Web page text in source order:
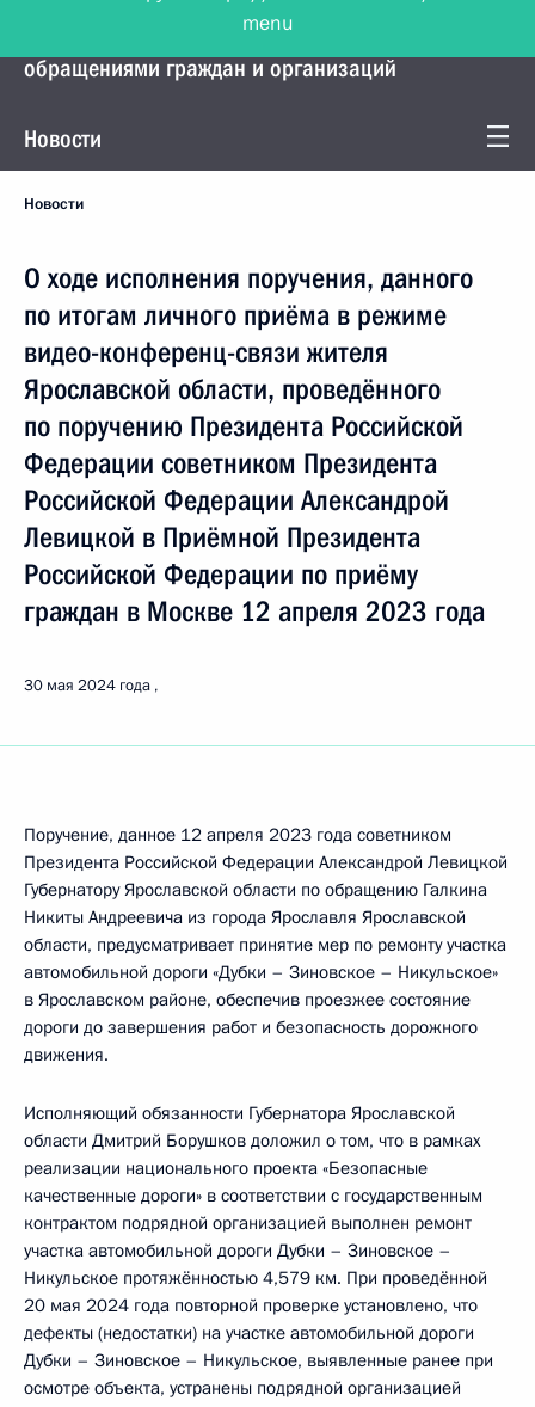
Управление Президента по работе с
обращениями граждан и организаций
Новости
Новости
О ходе исполнения поручения, данного
по итогам личного приёма в режиме
видео-конференц-связи жителя
Ярославской области, проведённого
по поручению Президента Российской
Федерации советником Президента
Российской Федерации Александрой
Левицкой в Приёмной Президента
Российской Федерации по приёму
граждан в Москве 12 апреля 2023 года
30 мая 2024 года
Поручение, данное 12 апреля 2023 года советником
Президента Российской Федерации Александрой Левицкой
Губернатору Ярославской области по обращению Галкина
Никиты Андреевича из города Ярославля Ярославской
области, предусматривает принятие мер по ремонту участка
автомобильной дороги «Дубки – Зиновское – Никульское»
в Ярославском районе, обеспечив проезжее состояние
дороги до завершения работ и безопасность дорожного
движения.
Исполняющий обязанности Губернатора Ярославской
области Дмитрий Борушков доложил о том, что в рамках
реализации национального проекта «Безопасные
качественные дороги» в соответствии с государственным
контрактом подрядной организацией выполнен ремонт
участка автомобильной дороги Дубки – Зиновское –
Никульское протяжённостью 4,579 км. При проведённой
20 мая 2024 года повторной проверке установлено, что
дефекты (недостатки) на участке автомобильной дороги
Дубки – Зиновское – Никульское, выявленные ранее при
осмотре объекта, устранены подрядной организацией